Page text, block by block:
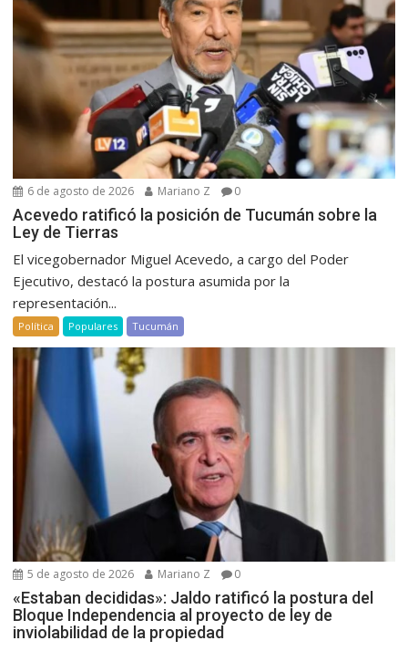
6 de agosto de 2026 Mariano Z 0
Acevedo ratificó la posición de Tucumán sobre la
Ley de Tierras
El vicegobernador Miguel Acevedo, a cargo del Poder
Ejecutivo, destacó la postura asumida por la
representación...
Política Populares Tucumán
5 de agosto de 2026 Mariano Z 0
«Estaban decididas»: Jaldo ratificó la postura del
Bloque Independencia al proyecto de ley de
inviolabilidad de la propiedad